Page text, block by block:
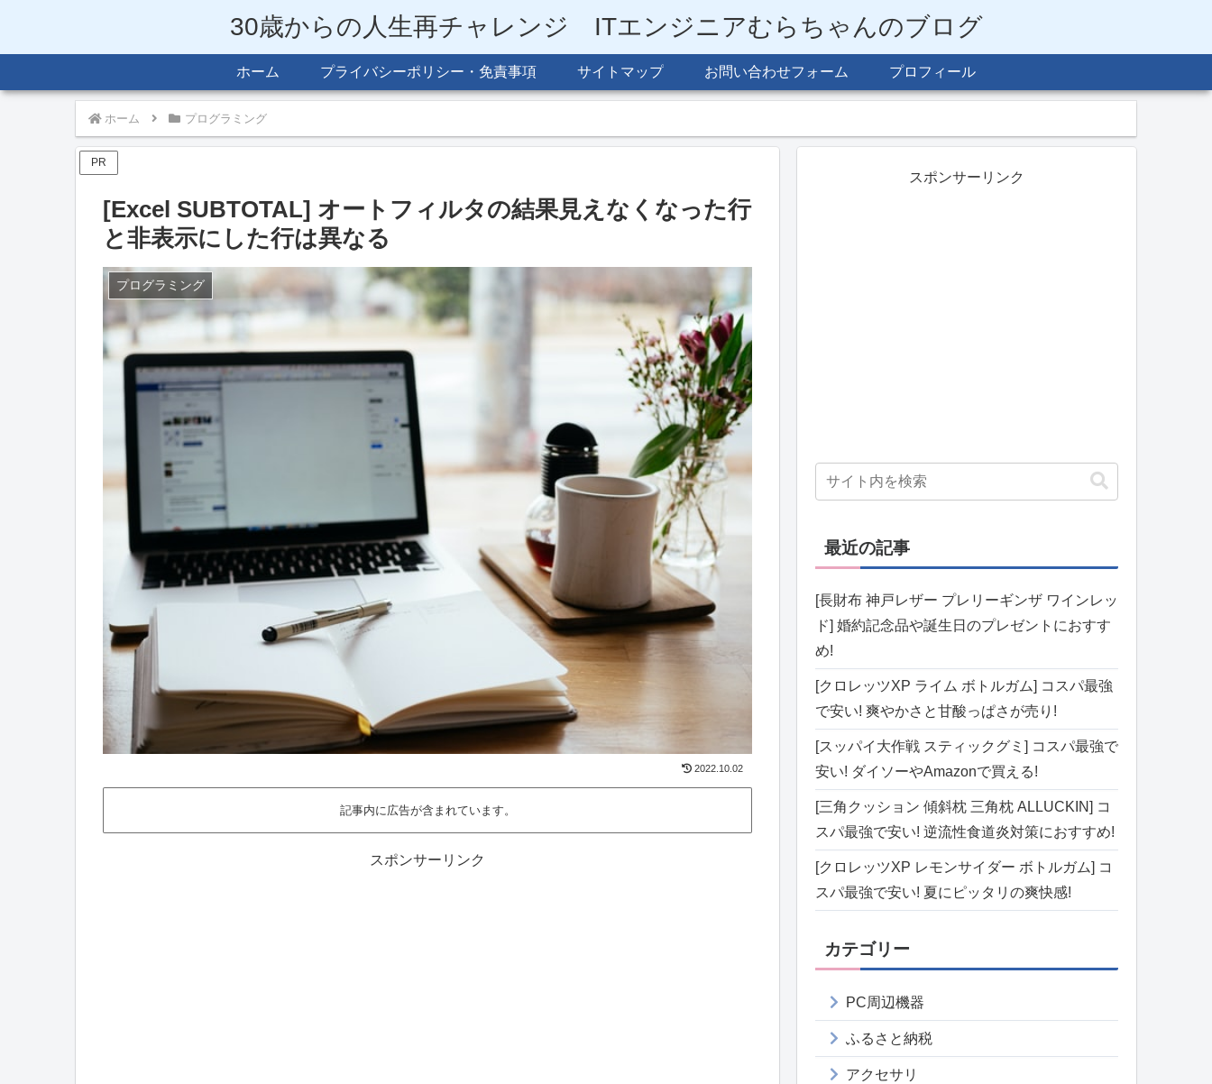
30歳からの人生再チャレンジ ITエンジニアむらちゃんのブログ
ホーム プライバシーポリシー・免責事項 サイトマップ お問い合わせフォーム プロフィール
ホーム プログラミング
PR
[Excel SUBTOTAL] オートフィルタの結果見えなくなった行
と非表示にした行は異なる
プログラミング
2022.10.02
記事内に広告が含まれています。
スポンサーリンク
スポンサーリンク
最近の記事
[長財布 神戸レザー プレリーギンザ ワインレッ
ド] 婚約記念品や誕生日のプレゼントにおすす
め!
[クロレッツXP ライム ボトルガム] コスパ最強
で安い! 爽やかさと甘酸っぱさが売り!
[スッパイ大作戦 スティックグミ] コスパ最強で
安い! ダイソーやAmazonで買える!
[三角クッション 傾斜枕 三角枕 ALLUCKIN] コ
スパ最強で安い! 逆流性食道炎対策におすすめ!
[クロレッツXP レモンサイダー ボトルガム] コ
スパ最強で安い! 夏にピッタリの爽快感!
カテゴリー
PC周辺機器
ふるさと納税
アクセサリ